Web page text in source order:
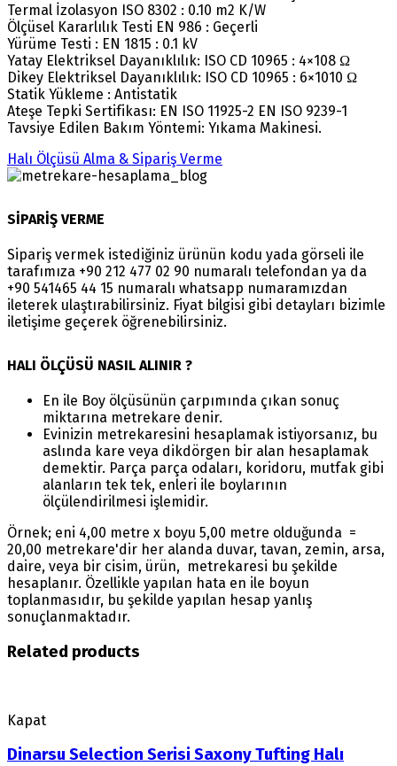
Termal İzolasyon ISO 8302 : 0.10 m2 K/W
Ölçüsel Kararlılık Testi EN 986 : Geçerli
Yürüme Testi : EN 1815 : 0.1 kV
Yatay Elektriksel Dayanıklılık: ISO CD 10965 : 4×108 Ω
Dikey Elektriksel Dayanıklılık: ISO CD 10965 : 6×1010 Ω
Statik Yükleme : Antistatik
Ateşe Tepki Sertifikası: EN ISO 11925-2 EN ISO 9239-1
Tavsiye Edilen Bakım Yöntemi: Yıkama Makinesi.
Halı Ölçüsü Alma & Sipariş Verme
SİPARİŞ VERME
Sipariş vermek istediğiniz ürünün kodu yada görseli ile
tarafımıza +90 212 477 02 90 numaralı telefondan ya da
+90 541465 44 15 numaralı whatsapp numaramızdan
ileterek ulaştırabilirsiniz. Fiyat bilgisi gibi detayları bizimle
iletişime geçerek öğrenebilirsiniz.
HALI ÖLÇÜSÜ NASIL ALINIR ?
En ile Boy ölçüsünün çarpımında çıkan sonuç
miktarına metrekare denir.
Evinizin metrekaresini hesaplamak istiyorsanız, bu
aslında kare veya dikdörgen bir alan hesaplamak
demektir. Parça parça odaları, koridoru, mutfak gibi
alanların tek tek, enleri ile boylarının
ölçülendirilmesi işlemidir.
Örnek; eni 4,00 metre x boyu 5,00 metre olduğunda =
20,00 metrekare'dir her alanda duvar, tavan, zemin, arsa,
daire, veya bir cisim, ürün, metrekaresi bu şekilde
hesaplanır. Özellikle yapılan hata en ile boyun
toplanmasıdır, bu şekilde yapılan hesap yanlış
sonuçlanmaktadır.
Related products
Kapat
Dinarsu Selection Serisi Saxony Tufting Halı